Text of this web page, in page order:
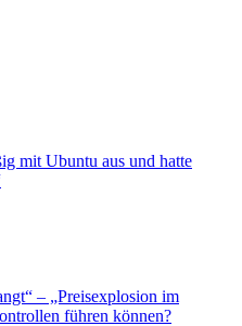
mit Ubuntu aus und hatte
– „Preisexplosion im
führen können?